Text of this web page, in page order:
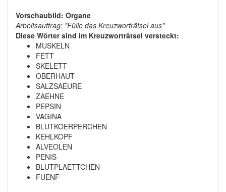
Vorschaubild: Organe
Arbeitsauftrag: "Fülle das Kreuzworträtsel aus"
Diese Wörter sind im Kreuzworträtsel versteckt:
MUSKELN
FETT
SKELETT
OBERHAUT
SALZSAEURE
ZAEHNE
PEPSIN
VAGINA
BLUTKOERPERCHEN
KEHLKOPF
ALVEOLEN
PENIS
BLUTPLAETTCHEN
FUENF